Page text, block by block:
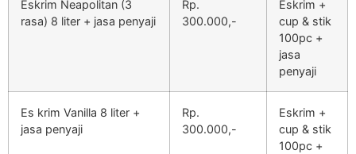
Eskrim Neapolitan (3
rasa) 8 liter + jasa penyaji
Rp.
300.000,-
Eskrim +
cup & stik
100pc +
jasa
penyaji
Es krim Vanilla 8 liter +
jasa penyaji
Rp.
300.000,-
Eskrim +
cup & stik
100pc +